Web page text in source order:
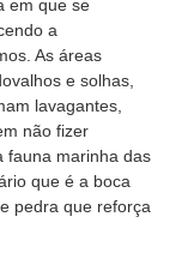
em que se
a
As áreas
e solhas,
lavagantes,
não fizer
fauna marinha das
que é a boca
pedra que reforça